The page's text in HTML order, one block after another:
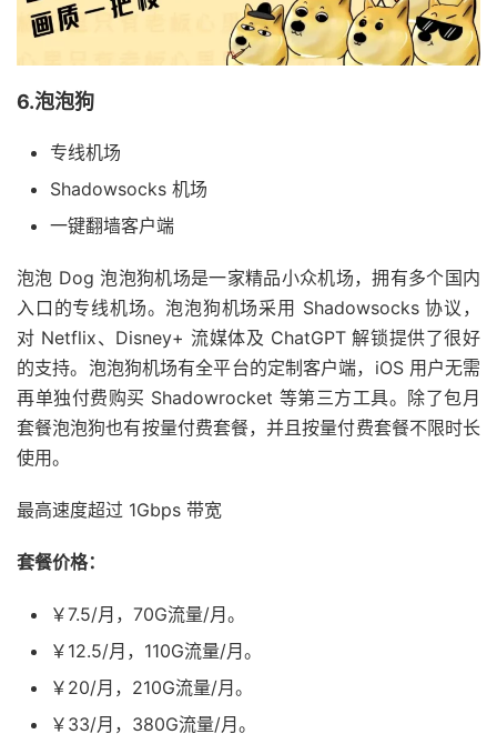
6.泡泡狗
专线机场
Shadowsocks 机场
一键翻墙客户端
泡泡 Dog 泡泡狗机场是一家精品小众机场，拥有多个国内
入口的专线机场。泡泡狗机场采用 Shadowsocks 协议，
对 Netflix、Disney+ 流媒体及 ChatGPT 解锁提供了很好
的支持。泡泡狗机场有全平台的定制客户端，iOS 用户无需
再单独付费购买 Shadowrocket 等第三方工具。除了包月
套餐泡泡狗也有按量付费套餐，并且按量付费套餐不限时长
使用。
最高速度超过 1Gbps 带宽
套餐价格：
￥7.5/月，70G流量/月。
￥12.5/月，110G流量/月。
￥20/月，210G流量/月。
￥33/月，380G流量/月。